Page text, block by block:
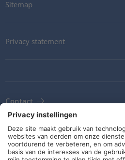
Sitemap
Privacy statement
Contact
Newsletter
ALV